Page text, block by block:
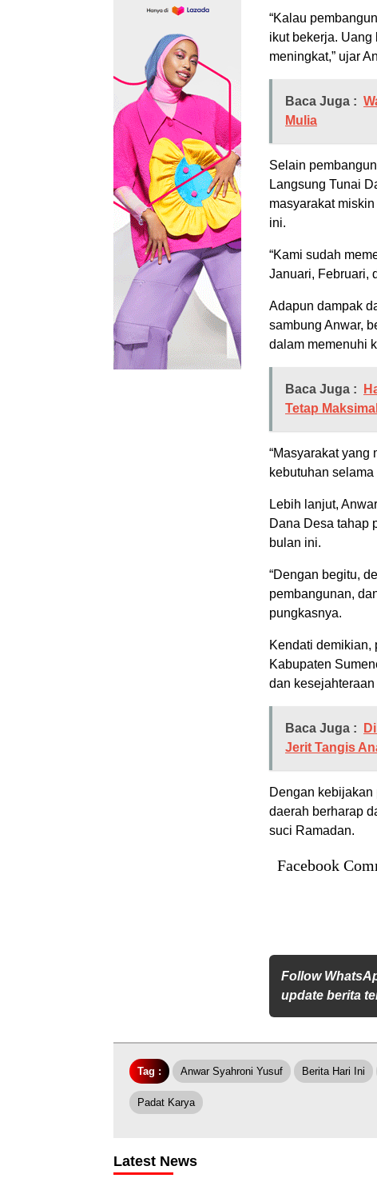
“Kalau
ikut bekerja. Uang
meningkat,” ujar
Baca Juga :
Mulia
Selain
Langsung Tunai
masyarakat
ini.
“Kami sudah
Januari, Februari,
Adapun dampak
sambung Anwar,
dalam memenuhi
Baca Juga :
Tetap
“Masyarakat
kebutuhan selama
Lebih lanjut,
Dana Desa tahap
bulan ini.
“Dengan begitu,
pembangunan,
pungkasnya.
Kendati demikian,
Kabupaten
dan kesejahteraan
Baca Juga :
Jerit Tangis
Dengan
daerah berharap
suci Ramadan.
Facebook
Follow
update berita
Tag : Anwar Syahroni Yusuf Berita Hari Ini
Padat Karya
Latest News